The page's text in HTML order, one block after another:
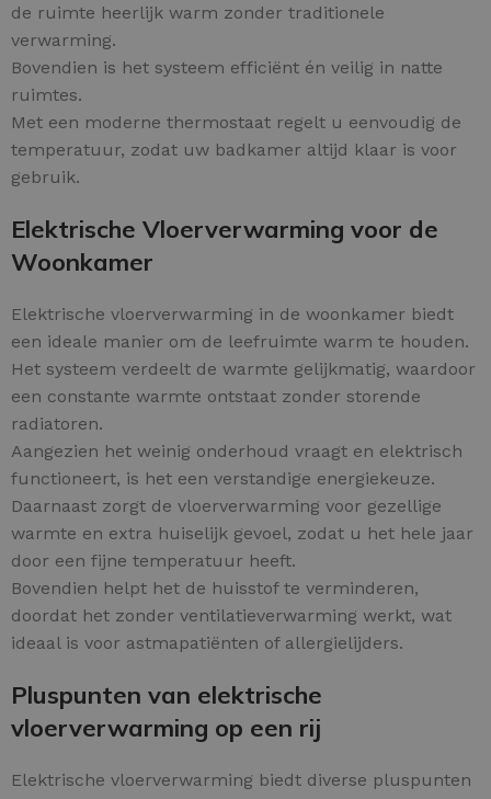
de ruimte heerlijk warm zonder traditionele
verwarming.
Bovendien is het systeem efficiënt én veilig in natte
ruimtes.
Met een moderne thermostaat regelt u eenvoudig de
temperatuur, zodat uw badkamer altijd klaar is voor
gebruik.
Elektrische Vloerverwarming voor de
Woonkamer
Elektrische vloerverwarming in de woonkamer biedt
een ideale manier om de leefruimte warm te houden.
Het systeem verdeelt de warmte gelijkmatig, waardoor
een constante warmte ontstaat zonder storende
radiatoren.
Aangezien het weinig onderhoud vraagt en elektrisch
functioneert, is het een verstandige energiekeuze.
Daarnaast zorgt de vloerverwarming voor gezellige
warmte en extra huiselijk gevoel, zodat u het hele jaar
door een fijne temperatuur heeft.
Bovendien helpt het de huisstof te verminderen,
doordat het zonder ventilatieverwarming werkt, wat
ideaal is voor astmapatiënten of allergielijders.
Pluspunten van elektrische
vloerverwarming op een rij
Elektrische vloerverwarming biedt diverse pluspunten